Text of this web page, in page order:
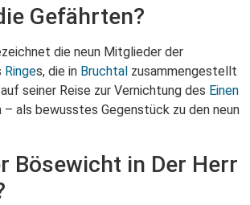
Gefährten?
die neun Mitglieder der
Ringes, die in Bruchtal zusammengestellt
auf seiner Reise zur Vernichtung des Einen
– als bewusstes Gegenstück zu den neun
Bösewicht in Der Herr